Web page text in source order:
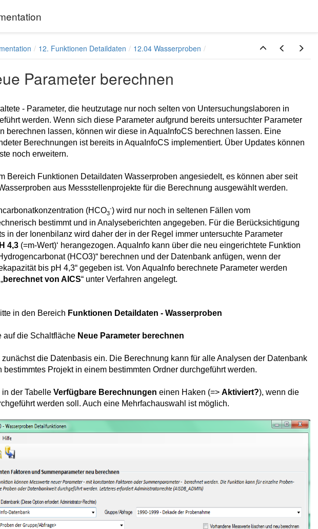
12. Funktionen Detaildaten 12.04 Wasserproben
Parameter berechnen
- Parameter, die heutzutage nur noch selten von Untersuchungslaboren in
werden. Wenn sich diese Parameter aufgrund bereits untersuchter Parameter
berechnen lassen, können wir diese in AquaInfoCS berechnen lassen. Eine
Berechnungen ist bereits in AquaInfoCS implementiert. Über Updates können
noch erweitern.
Bereich Funktionen Detaildaten Wasserproben angesiedelt, es können aber seit
aus Messstellenprojekte für die Berechnung ausgewählt werden.
(HCO3
-) wird nur noch in seltenen Fällen vom
bestimmt und in Analyseberichten angegeben. Für die Berücksichtigung
in der Ionenbilanz wird daher der in der Regel immer untersuchte Parameter
4,3 (=m-Wert)‘ herangezogen. AquaInfo kann über die neu eingerichtete Funktion
(HCO3)“ berechnen und der Datenbank anfügen, wenn der
bis pH 4,3“ gegeben ist. Von AquaInfo berechnete Parameter werden
berechnet von AICS“ unter Verfahren angelegt.
in den Bereich Funktionen Detaildaten - Wasserproben
auf die Schaltfläche Neue Parameter berechnen
die Datenbasis ein. Die Berechnung kann für alle Analysen der Datenbank
bestimmtes Projekt in einem bestimmten Ordner durchgeführt werden.
der Tabelle Verfügbare Berechnungen einen Haken (=> Aktiviert?), wenn die
werden soll. Auch eine Mehrfachauswahl ist möglich.